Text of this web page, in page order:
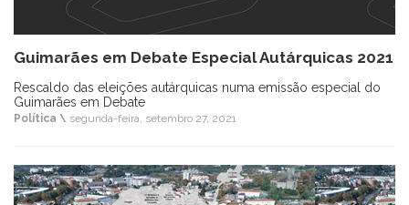
Guimarães em Debate Especial Autárquicas 2021
Rescaldo das eleições autárquicas numa emissão especial do
Guimarães em Debate
Política \ segunda-feira, setembro 27, 2021